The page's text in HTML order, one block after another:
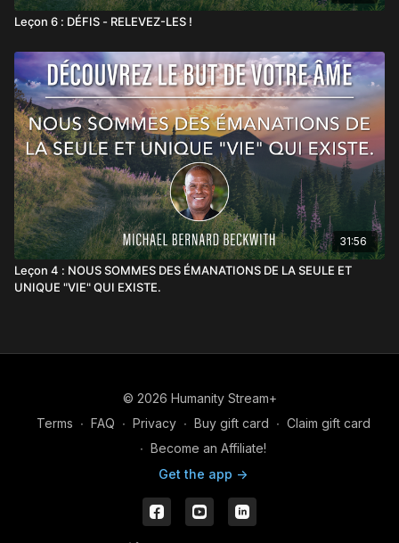
Leçon 6 : DÉFIS - RELEVEZ-LES !
31:56
Leçon 4 : NOUS SOMMES DES ÉMANATIONS DE LA SEULE ET
UNIQUE "VIE" QUI EXISTE.
© 2026 Humanity Stream+
Terms ∙ FAQ ∙ Privacy ∙ Buy gift card ∙ Claim gift card
∙ Become an Affiliate!
Get the app ->